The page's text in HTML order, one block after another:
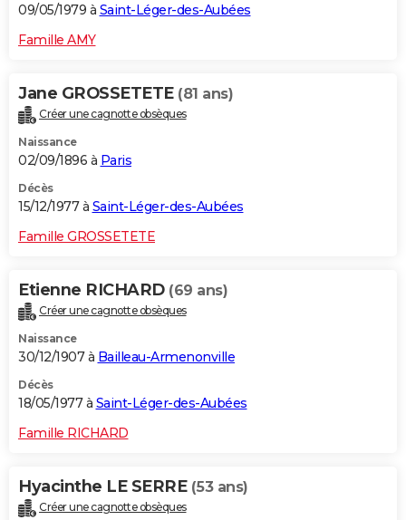
09/05/1979 à Saint-Léger-des-Aubées
Famille AMY
Jane GROSSETETE (81 ans)
Créer une cagnotte obsèques
Naissance
02/09/1896 à Paris
Décès
15/12/1977 à Saint-Léger-des-Aubées
Famille GROSSETETE
Etienne RICHARD (69 ans)
Créer une cagnotte obsèques
Naissance
30/12/1907 à Bailleau-Armenonville
Décès
18/05/1977 à Saint-Léger-des-Aubées
Famille RICHARD
Hyacinthe LE SERRE (53 ans)
Créer une cagnotte obsèques